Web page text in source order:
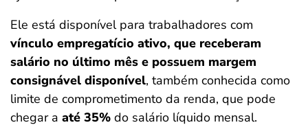
Ele está disponível para trabalhadores com
vínculo empregatício ativo, que receberam
salário no último mês e possuem margem
consignável disponível, também conhecida como
limite de comprometimento da renda, que pode
chegar a até 35% do salário líquido mensal.